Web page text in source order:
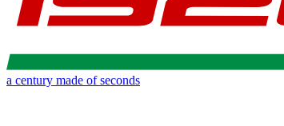
a century made of seconds